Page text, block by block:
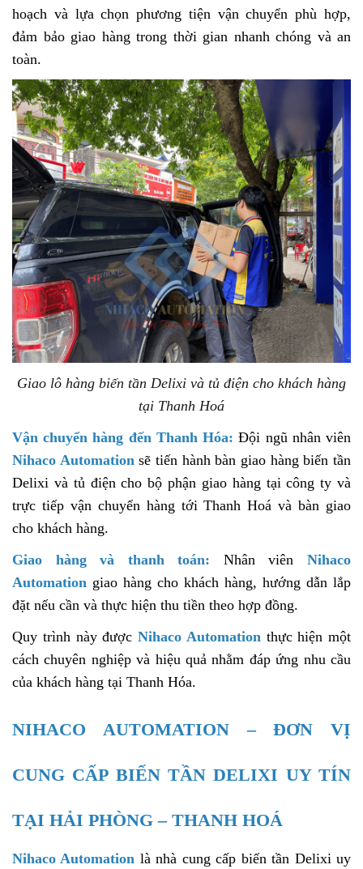
hoạch và lựa chọn phương tiện vận chuyển phù hợp,
đảm bảo giao hàng trong thời gian nhanh chóng và an
toàn.
Giao lô hàng biến tần Delixi và tủ điện cho khách hàng
tại Thanh Hoá
Vận chuyển hàng đến Thanh Hóa: Đội ngũ nhân viên
Nihaco Automationsẽ tiến hành bàn giao hàng biến tần
Delixi và tủ điện cho bộ phận giao hàng tại công ty và
trực tiếp vận chuyển hàng tới Thanh Hoá và bàn giao
cho khách hàng.
Giao hàng và thanh toán:
Nhân viênNihaco
Automation giao hàng cho khách hàng, hướng dẫn lắp
đặt nếu cần và thực hiện thu tiền theo hợp đồng.
Quy trình này được Nihaco Automation thực hiện một
cách chuyên nghiệp và hiệu quả nhằm đáp ứng nhu cầu
của khách hàng tại Thanh Hóa.
NIHACO AUTOMATION – ĐƠN VỊ
CUNG CẤP BIẾN TẦN DELIXI UY TÍN
TẠI HẢI PHÒNG – THANH HOÁ
Nihaco Automation là nhà cung cấp biến tần Delixi uy